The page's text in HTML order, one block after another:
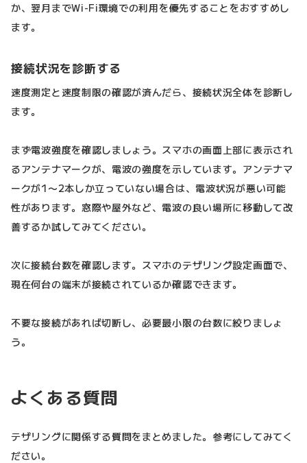
か、翌月までWi-Fi環境での利用を優先することをおすすめし
ます。
接続状況を診断する
速度測定と速度制限の確認が済んだら、接続状況全体を診断し
ます。
まず電波強度を確認しましょう。スマホの画面上部に表示され
るアンテナマークが、電波の強度を示しています。アンテナマ
ークが1〜2本しか立っていない場合は、電波状況が悪い可能
性があります。窓際や屋外など、電波の良い場所に移動して改
善するか試してみてください。
次に接続台数を確認します。スマホのテザリング設定画面で、
現在何台の端末が接続されているか確認できます。
不要な接続があれば切断し、必要最小限の台数に絞りましょ
う。
よくある質問
テザリングに関係する質問をまとめました。参考にしてみてく
ださい。